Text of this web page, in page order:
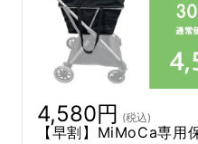
「買い物って
・重たい袋を両手に
なったり…。
4,580円 (税込)
【早割】MiMoCa専用